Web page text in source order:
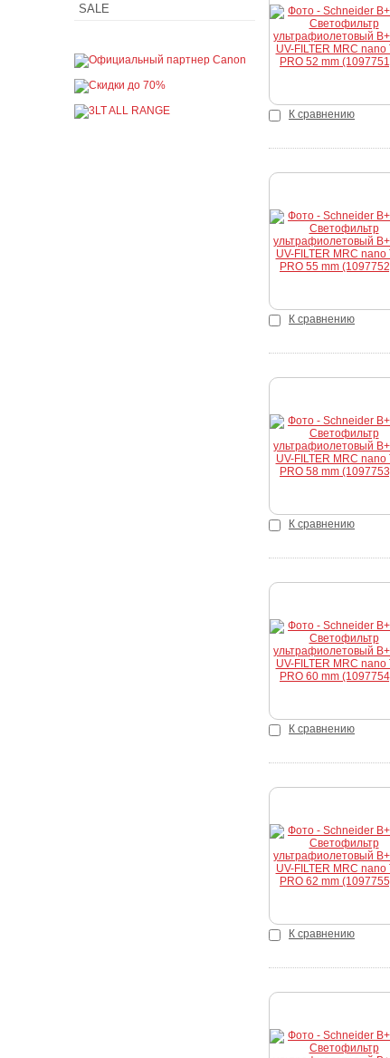
К сравнению
Купить
К сравнению
Купить
К сравнению
Купить
К сравнению
Купить
К сравнению
Купить
Купить
SALE